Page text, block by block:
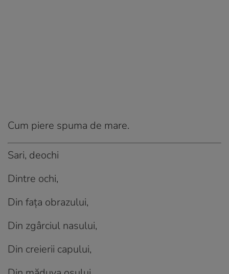
Cum piere spuma de mare.
Sari, deochi
Dintre ochi,
Din fața obrazului,
Din zgârciul nasului,
Din creierii capului,